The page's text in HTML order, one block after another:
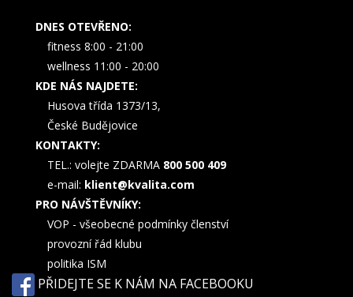
DNES OTEVŘENO:
fitness 8:00 - 21:00
wellness 11:00 - 20:00
KDE NÁS NAJDETE:
Husova třída 1373/13,
České Budějovice
KONTAKTY:
TEL.: volejte ZDARMA 800 500 409
e-mail: klient@kvalita.com
PRO NÁVŠTĚVNÍKY:
VOP - všeobecné podmínky členství
provozní řád klubu
politika ISM
PŘIDEJTE SE K NÁM NA FACEBOOKU